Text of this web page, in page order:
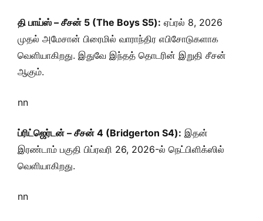
தி பாய்ஸ் – சீசன் 5 (The Boys S5): ஏப்ரல் 8, 2026
முதல் அமேசான் பிரைமில் வாராந்திர எபிசோடுகளாக
வெளியாகிறது. இதுவே இந்தத் தொடரின் இறுதி சீசன்
ஆகும்.
nn
ப்ரிட்ஜெர்டன் – சீசன் 4 (Bridgerton S4): இதன்
இரண்டாம் பகுதி பிப்ரவரி 26, 2026-ல் நெட்பிளிக்ஸில்
வெளியாகிறது.
nn